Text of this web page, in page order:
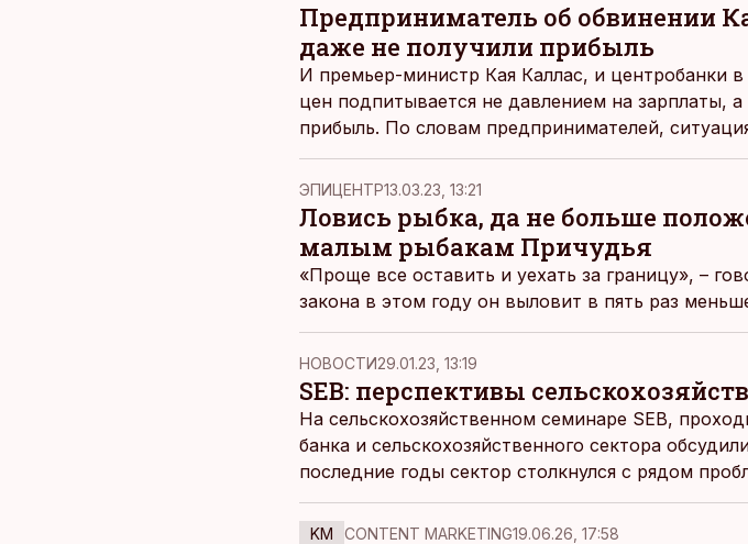
Предприниматель об обвинении
даже не получили прибыль
И премьер-министр Кая Каллас, и центробанки
цен подпитывается не давлением на зарплаты,
прибыль. По словам предпринимателей,
даже не вышли в ноль.
ЭПИЦЕНТР13.03.23, 13:21
Ловись рыбка, да не больше
малым рыбакам Причудья
«Проще все оставить и уехать за границу», –
закона в этом году он выловит в пять раз
НОВОСТИ29.01.23, 13:19
SEB: перспективы
На сельскохозяйственном семинаре SEB,
банка и сельскохозяйственного сектора
последние годы сектор столкнулся с рядом
оптимистично.
KM CONTENT MARKETING19.06.26, 17:58